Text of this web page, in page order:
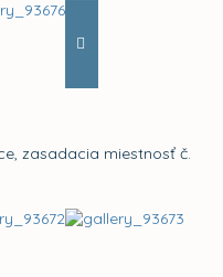
zasadacia miestnosť č.